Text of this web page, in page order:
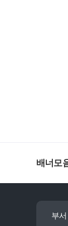
배너모
부서